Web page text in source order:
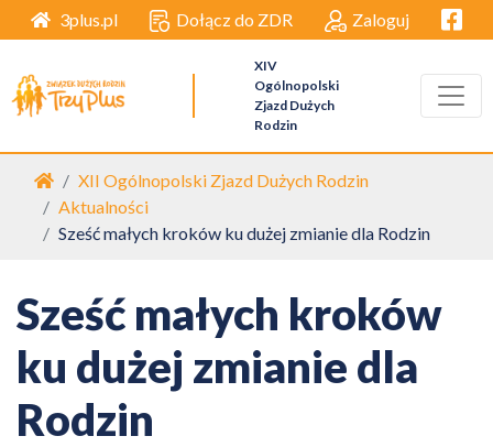
3plus.pl Dołącz do ZDR Zaloguj
XIV
Ogólnopolski
Zjazd Dużych
Rodzin
Strona główna
XII Ogólnopolski Zjazd Dużych Rodzin
Aktualności
Sześć małych kroków ku dużej zmianie dla Rodzin
Sześć małych kroków
ku dużej zmianie dla
Rodzin